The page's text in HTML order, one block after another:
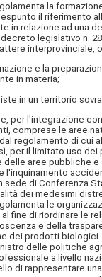
la
il riferimento
in relazione ad una
legislativo n.
interprovinciale,
e la
in materia;
in un territorio
l'integrazione
comprese le aree
regolamento di
il limitato uso dei
aree pubbliche
l'inquinamento
sede di Conferenza
dei medesimi
le
fine di riordinare le
e della
dei prodotti biologici.
delle politiche
a livello
di rappresentare